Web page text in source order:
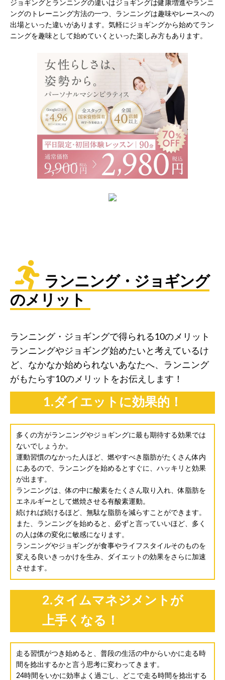
ジョギングとランニングの違いはジョギングは健康増進やランニ
ングのトレーニング方法の一つ、ランニングは趣味やレースへの
出場といった違いがあります。気軽にジョギングから始めてラン
ニングを趣味として始めていくといった楽しみ方もあります。
ランニング・ジョギング
のメリット
ランニング・ジョギングで得られる10のメリット
ランニングやジョギング始めたいと考えているけ
ど、なかなか始められないあなたへ、ランニング
がもたらす10のメリットをお伝えします！
1.ダイエットに効果的！
多くの方がランニングやジョギングに最も期待する効果では
ないでしょうか。
運動習慣のなかった人ほど、燃やすべき脂肪がたくさん体内
にあるので、ランニングを始めるとすぐに、ハッキリと効果
が出ます。
ランニングは、体の中に酸素をたくさん取り入れ、体脂肪を
エネルギーとして燃焼させる有酸素運動。
続ければ続けるほど、無駄な脂肪を減らすことができます。
また、ランニングを始めると、必ずと言っていいほど、多く
の人は体の変化に敏感になります。
ランニングやジョギングが食事やライフスタイルそのものを
変える良いきっかけを生み、ダイエットの効果をさらに加速
させます。
2.タイムマネジメントが
上手くなる！
走る習慣がつき始めると、普段の生活の中からいかに走る時
間を捻出するかと言う思考に変わってきます。
24時間をいかに効率よく過ごし、どこで走る時間を捻出する